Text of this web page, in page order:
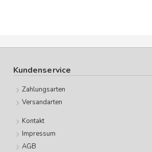
Kundenservice
Zahlungsarten
Versandarten
Kontakt
Impressum
AGB